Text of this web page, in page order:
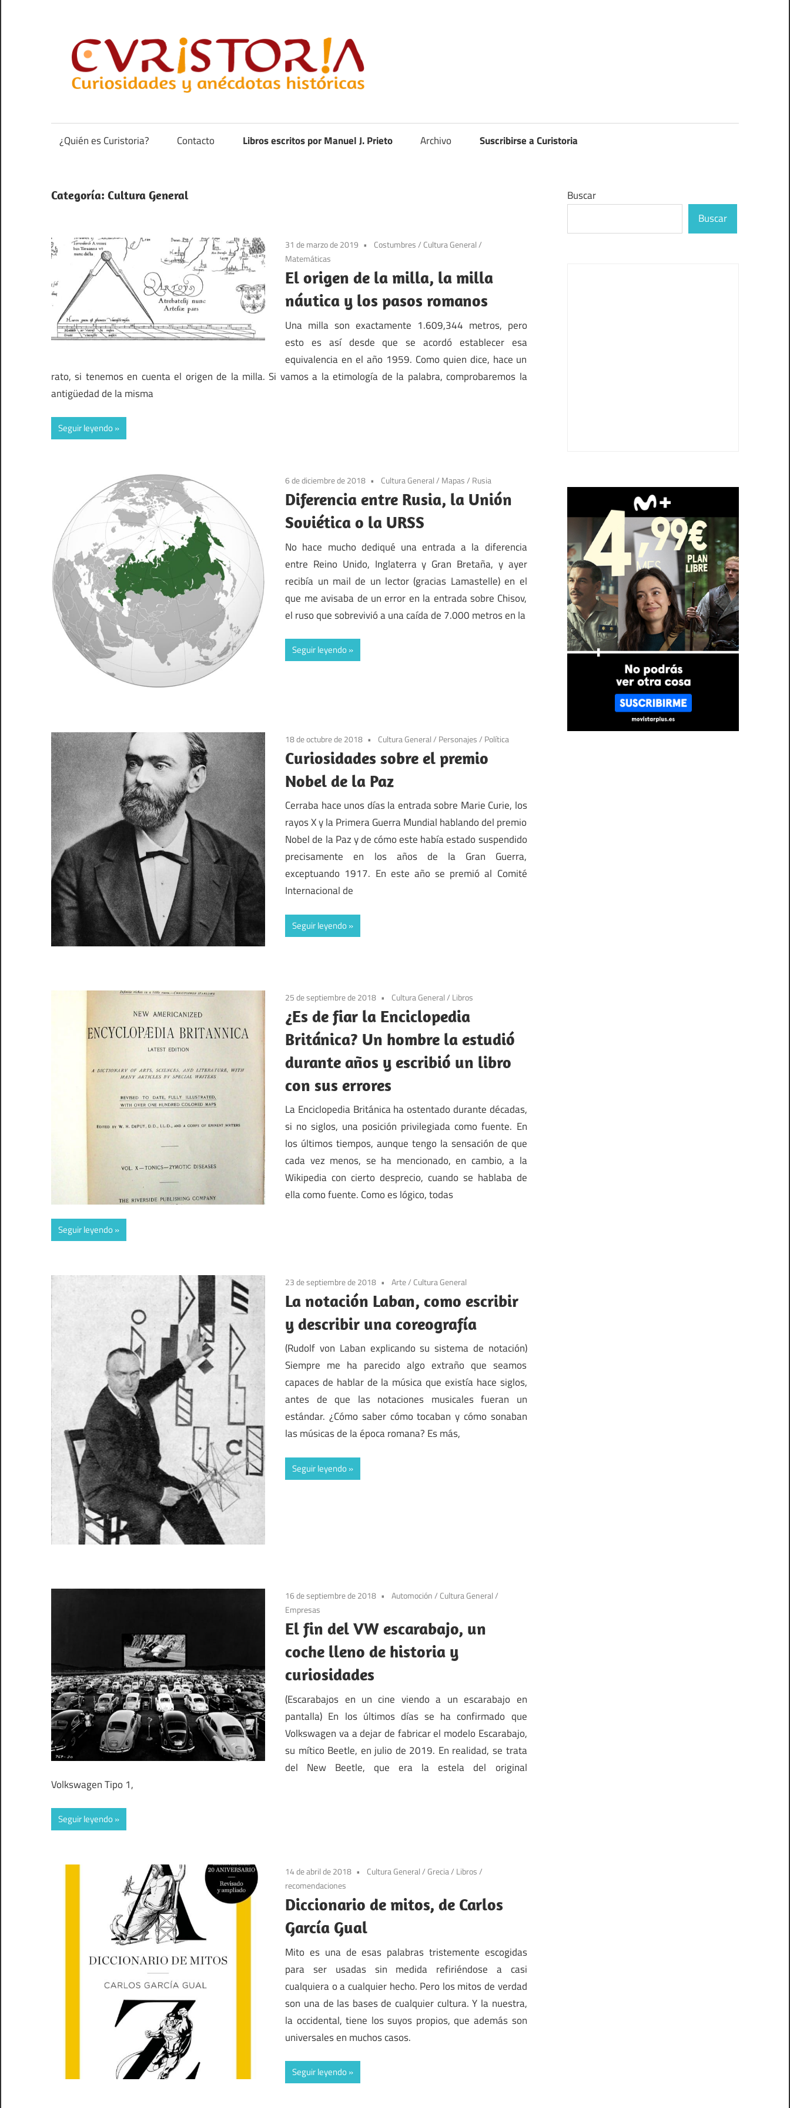
contenido
anécdotas
de
¿Quién es Curistoria? Contacto Libros escritos por Manuel J. Prieto Archivo Suscribirse a Curistoria
Categoría: Cultura General
31 de marzo de 2019 Costumbres/ Cultura General/
Matemáticas
El origen de la milla, la milla
náutica y los pasos romanos
Una milla son exactamente 1.609,344 metros, pero
esto es así desde que se acordó establecer esa
equivalencia en el año 1959. Como quien dice, hace un
rato, si tenemos en cuenta el origen de la milla. Si vamos a la etimología de la palabra, comprobaremos la
antigüedad de la misma
Seguir leyendo
6 de diciembre de 2018 Cultura General/ Mapas/ Rusia
Diferencia entre Rusia, la Unión
Soviética o la URSS
No hace mucho dediqué una entrada a la diferencia
entre Reino Unido, Inglaterra y Gran Bretaña, y ayer
recibía un mail de un lector (gracias Lamastelle) en el
que me avisaba de un error en la entrada sobre Chisov,
el ruso que sobrevivió a una caída de 7.000 metros en la
Seguir leyendo
18 de octubre de 2018 Cultura General/ Personajes/ Política
Curiosidades sobre el premio
Nobel de la Paz
Cerraba hace unos días la entrada sobre Marie Curie, los
rayos X y la Primera Guerra Mundial hablando del premio
Nobel de la Paz y de cómo este había estado suspendido
precisamente en los años de la Gran Guerra,
exceptuando 1917. En este año se premió al Comité
Internacional de
Seguir leyendo
25 de septiembre de 2018 Cultura General/ Libros
¿Es de fiar la Enciclopedia
Británica? Un hombre la estudió
durante años y escribió un libro
con sus errores
La Enciclopedia Británica ha ostentado durante décadas,
si no siglos, una posición privilegiada como fuente. En
los últimos tiempos, aunque tengo la sensación de que
cada vez menos, se ha mencionado, en cambio, a la
Wikipedia con cierto desprecio, cuando se hablaba de
ella como fuente. Como es lógico, todas
Seguir leyendo
23 de septiembre de 2018 Arte/ Cultura General
La notación Laban, como escribir
y describir una coreografía
(Rudolf von Laban explicando su sistema de notación)
Siempre me ha parecido algo extraño que seamos
capaces de hablar de la música que existía hace siglos,
antes de que las notaciones musicales fueran un
estándar. ¿Cómo saber cómo tocaban y cómo sonaban
las músicas de la época romana? Es más,
Seguir leyendo
16 de septiembre de 2018 Automoción/ Cultura General/
Empresas
El fin del VW escarabajo, un
coche lleno de historia y
curiosidades
(Escarabajos en un cine viendo a un escarabajo en
pantalla) En los últimos días se ha confirmado que
Volkswagen va a dejar de fabricar el modelo Escarabajo,
su mítico Beetle, en julio de 2019. En realidad, se trata
del New Beetle, que era la estela del original
Volkswagen Tipo 1,
Seguir leyendo
14 de abril de 2018 Cultura General/Grecia/ Libros/
recomendaciones
Diccionario de mitos, de Carlos
García Gual
Mito es una de esas palabras tristemente escogidas
para ser usadas sin medida refiriéndose a casi
cualquiera o a cualquier hecho. Pero los mitos de verdad
son una de las bases de cualquier cultura. Y la nuestra,
la occidental, tiene los suyos propios, que además son
universales en muchos casos.
Seguir leyendo
Buscar
Buscar